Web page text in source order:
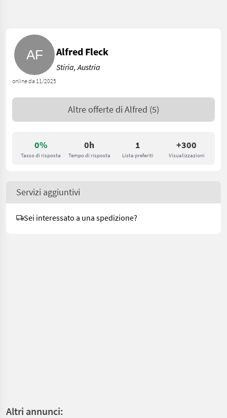
0%
Tasso di risposta
0h
Tempo di risposta
1
Lista preferiti
+300
Visualizzazioni
online da 11/2025
Alfred Fleck
Stiria, Austria
Altre offerte di Alfred (5)
Servizi aggiuntivi
Sei interessato a una spedizione?
Altri annunci: